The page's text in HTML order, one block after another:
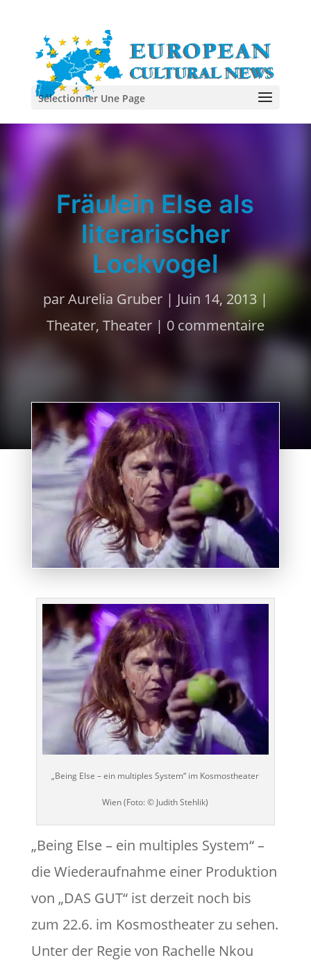
Sélectionner Une Page
Fräulein Else als
literarischer
Lockvogel
parAurelia Gruber| Juin 14, 2013|
Theater, Theater| 0 commentaire
„Being Else – ein multiples System“ im Kosmostheater
Wien (Foto: © Judith Stehlik)
„Being Else – ein multiples System“ –
die Wiederaufnahme einer Produktion
von „DAS GUT“ ist derzeit noch bis
zum 22.6. im Kosmostheater zu sehen.
Unter der Regie von Rachelle Nkou